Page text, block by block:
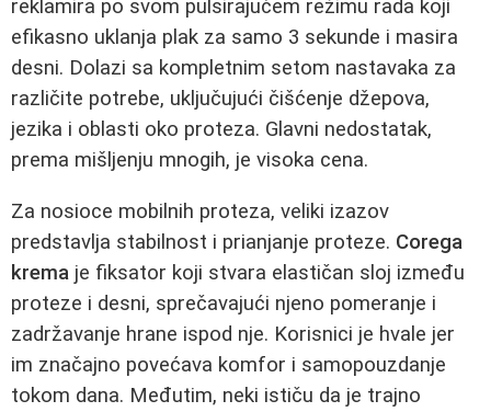
reklamira po svom pulsirajućem režimu rada koji
efikasno uklanja plak za samo 3 sekunde i masira
desni. Dolazi sa kompletnim setom nastavaka za
različite potrebe, uključujući čišćenje džepova,
jezika i oblasti oko proteza. Glavni nedostatak,
prema mišljenju mnogih, je visoka cena.
Za nosioce mobilnih proteza, veliki izazov
predstavlja stabilnost i prianjanje proteze. Corega
krema je fiksator koji stvara elastičan sloj između
proteze i desni, sprečavajući njeno pomeranje i
zadržavanje hrane ispod nje. Korisnici je hvale jer
im značajno povećava komfor i samopouzdanje
tokom dana. Međutim, neki ističu da je trajno